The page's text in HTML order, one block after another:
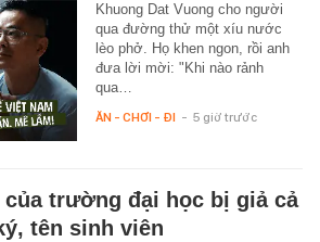
Khuong Dat Vuong cho người
qua đường thử một xíu nước
lèo phở. Họ khen ngon, rồi anh
đưa lời mời: "Khi nào rảnh
qua…
ĂN - CHƠI - ĐI - 5 giờ trước
của trường đại học bị giả cả
tên sinh viên